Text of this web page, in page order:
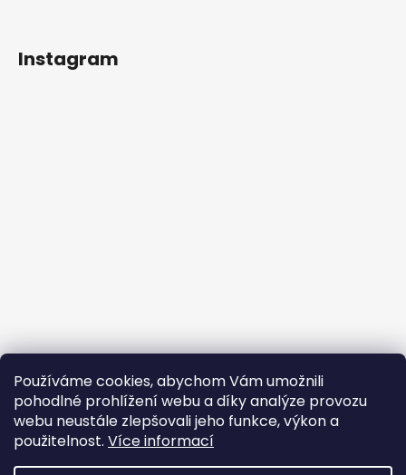
Používáme cookies, abychom Vám umožnili
pohodlné prohlížení webu a díky analýze provozu
webu neustále zlepšovali jeho funkce, výkon a
použitelnost. Více informací
Instagram
Sledovat na Instagramu
Facebook